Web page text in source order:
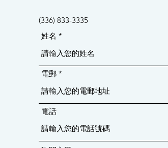
(336) 833-3335
姓名
電郵
電話